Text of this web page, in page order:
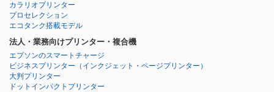
カラリオプリンター
プロセレクション
エコタンク搭載モデル
法人・業務向けプリンター・複合機
エプソンのスマートチャージ
ビジネスプリンター （インクジェット・ページプリンター）
大判プリンター
ドットインパクトプリンター